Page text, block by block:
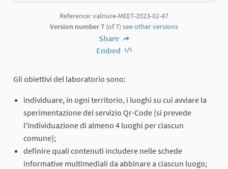
Reference: valnure-MEET-2023-02-47
Version number 7 (of 7) see other versions
Share
Embed
Gli obiettivi del laboratorio sono:
individuare, in ogni territorio, i luoghi su cui avviare la
sperimentazione del servizio Qr-Code (si prevede
l'individuazione di almeno 4 luoghi per ciascun
comune);
definire quali contenuti includere nelle schede
informative multimediali da abbinare a ciascun luogo;